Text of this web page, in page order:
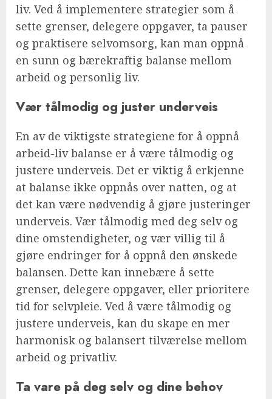
liv. Ved å implementere strategier som å
sette grenser, delegere oppgaver, ta pauser
og praktisere selvomsorg, kan man oppnå
en sunn og bærekraftig balanse mellom
arbeid og personlig liv.
Vær tålmodig og juster underveis
En av de viktigste strategiene for å oppnå
arbeid-liv balanse er å være tålmodig og
justere underveis. Det er viktig å erkjenne
at balanse ikke oppnås over natten, og at
det kan være nødvendig å gjøre justeringer
underveis. Vær tålmodig med deg selv og
dine omstendigheter, og vær villig til å
gjøre endringer for å oppnå den ønskede
balansen. Dette kan innebære å sette
grenser, delegere oppgaver, eller prioritere
tid for selvpleie. Ved å være tålmodig og
justere underveis, kan du skape en mer
harmonisk og balansert tilværelse mellom
arbeid og privatliv.
Ta vare på deg selv og dine behov